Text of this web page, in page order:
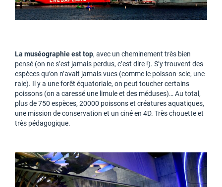
La muséographie est top, avec un cheminement très bien
pensé (on ne s’est jamais perdus, c’est dire !). S’y trouvent des
espèces qu’on n’avait jamais vues (comme le poisson-scie, une
raie). Il y a une forêt équatoriale, on peut toucher certains
poissons (on a caressé une limule et des méduses)… Au total,
plus de 750 espèces, 20000 poissons et créatures aquatiques,
une mission de conservation et un ciné en 4D. Très chouette et
très pédagogique.